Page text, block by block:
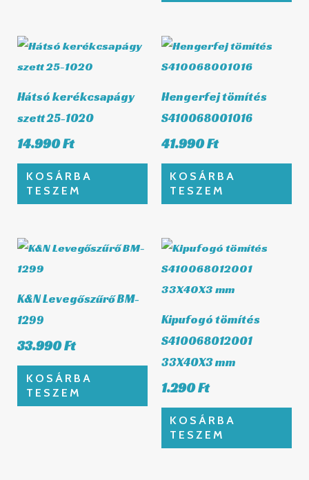
Hátsó kerékcsapágy
szett 25-1020
14.990Ft
KOSÁRBA
TESZEM
Hengerfej tömítés
S410068001016
41.990Ft
KOSÁRBA
TESZEM
K&N Levegőszűrő BM-
1299
33.990Ft
KOSÁRBA
TESZEM
Kipufogó tömítés
S410068012001
33X40X3 mm
1.290Ft
KOSÁRBA
TESZEM